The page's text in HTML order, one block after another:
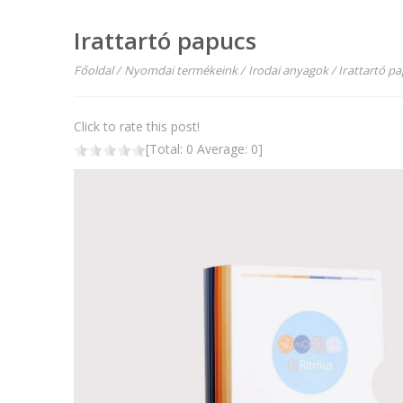
Irattartó papucs
Főoldal/Nyomdai termékeink/Irodai anyagok/Irattartó
Click to rate this post!
[Total: 0 Average: 0]